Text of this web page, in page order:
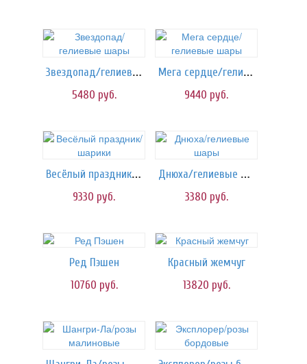
Звездопад/гелиевые шары
5480 руб.
Мега сердце/гелиевые шары
9440 руб.
Весёлый праздник/шарики
9330 руб.
Днюха/гелиевые шары
3380 руб.
Ред Пэшен
10760 руб.
Красный жемчуг
13820 руб.